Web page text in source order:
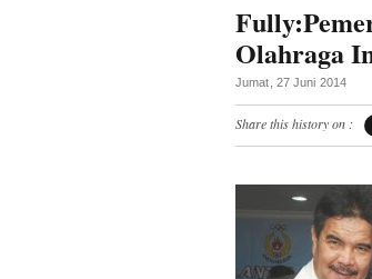
Olahraga
Jumat, 27 Juni 2014
Share this history on :